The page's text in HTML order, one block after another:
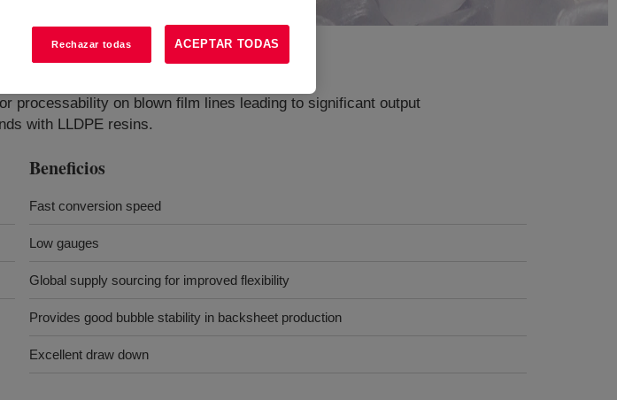
processability on blown film lines leading to significant output
with LLDPE resins.
Beneficios
Fast conversion speed
Low gauges
Global supply sourcing for improved flexibility
Provides good bubble stability in backsheet production
Excellent draw down
Rechazar todas ACEPTAR TODAS